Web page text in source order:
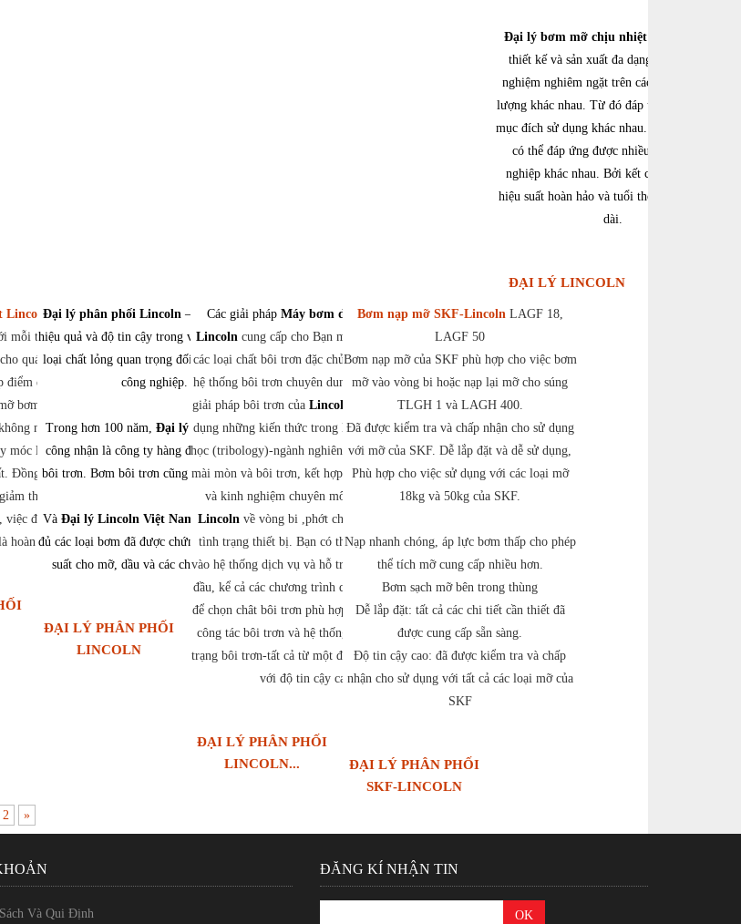
Đại lý bơm mỡ chịu nhiệt Lincoln
thiết kế và sản xuất đa dạng. Được kiểm
nghiệm nghiêm ngặt trên các thông số chất
lượng khác nhau. Từ đó đáp ứng được nhiều
mục đích sử dụng khác nhau. Nhờ vậy mà nó
có thể đáp ứng được nhiều ngành công
nghiệp khác nhau. Bởi kết cấu chắc chắn,
hiệu suất hoàn hảo và tuổi thọ hoạt động lâu
dài.
ĐẠI LÝ LINCOLN
Lincoln là phụ kiện
mỗi thiết bị bơm mỡ
quá trình bơm mỡ
được tốt hơn.
bơm ra cũng vì thế
nhiều, không ít.
móc luôn được chăm
Đồng thời, kéo dài
thiểu số thời gian
việc đầu tưlõi bơm
hoàn toàn hợp lý.
Đại lý phân phối Lincoln – Minh họa cho
hiệu quả và độ tin cậy trong việc xử lý nhiều
loại chất lỏng quan trọng đối với hoạt động
công nghiệp.
Trong hơn 100 năm, Đại lý Lincolnđược
công nhận là công ty hàng đầu về dụng cụ
bôi trơn. Bơm bôi trơn cũng không ngoại lệ
Và Đại lý Lincoln Việt Nam cung cấp đầy
đủ các loại bơm đã được chứng minh về hiệu
suất cho mỡ, dầu và các chất lỏng khác.
ĐẠI LÝ PHÂN PHỐI
LINCOLN
Các giải pháp Máy bơm dầu bôi trơn
Lincolncung cấp cho Bạn một dải đa dạng
các loại chất bôi trơn đặc chủng cho đến các
hệ thống bôi trơn chuyên dung đặc biệt. Các
giải pháp bôi trơn của Lincoln Việt Namsử
dụng những kiến thức trong lĩnh vực ma sát
học (tribology)-ngành nghiên cứu về ma sát ,
mài mòn và bôi trơn, kết hợp cùng kiến thức
và kinh nghiệm chuyên môn của
Đại lý
Lincolnvề vòng bi ,phớt chặn và giám sát
tình trạng thiết bị. Bạn có thể đặt niềm tin
vào hệ thống dịch vụ và hỗ trợ kỹ thuật hàng
đầu, kể cả các chương trình quản lý bôi trơn
để chọn chât bôi trơn phù hợp, kế hoạch hóa
công tác bôi trơn và hệ thống giám sát tình
trạng bôi trơn-tất cả từ một đối tác duy nhất,
với độ tin cậy cao.
ĐẠI LÝ PHÂN PHỐI
LINCOLN...
Bơm nạp mỡ SKF-LincolnLAGF 18,
LAGF 50
Bơm nạp mỡ của SKF phù hợp cho việc bơm
mỡ vào vòng bi hoặc nạp lại mỡ cho súng
TLGH 1 và LAGH 400.
Đã được kiểm tra và chấp nhận cho sử dụng
với mỡ của SKF. Dễ lắp đặt và dễ sử dụng,
Phù hợp cho việc sử dụng với các loại mỡ
18kg và 50kg của SKF.
Nạp nhanh chóng, áp lực bơm thấp cho phép
thể tích mỡ cung cấp nhiều hơn.
Bơm sạch mỡ bên trong thùng
Dễ lắp đặt: tất cả các chi tiết cần thiết đã
được cung cấp sẵn sàng.
Độ tin cậy cao: đã được kiểm tra và chấp
nhận cho sử dụng với tất cả các loại mỡ của
SKF
ĐẠI LÝ PHÂN PHỐI
SKF-LINCOLN
2 »
Và Qui Định
ĐĂNG KÍ NHẬN TIN